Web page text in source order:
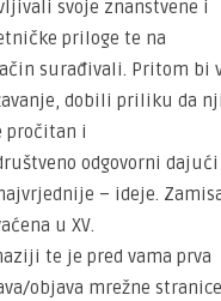
svoje znanstvene i
priloge te na
surađivali. Pritom bi
dobili priliku da
pročitan i
odgovorni dajući
– ideje.
u XV.
te je pred vama prva
objava mrežne